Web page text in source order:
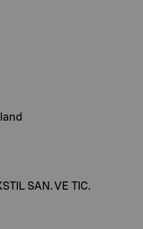
SAN. VE TIC.